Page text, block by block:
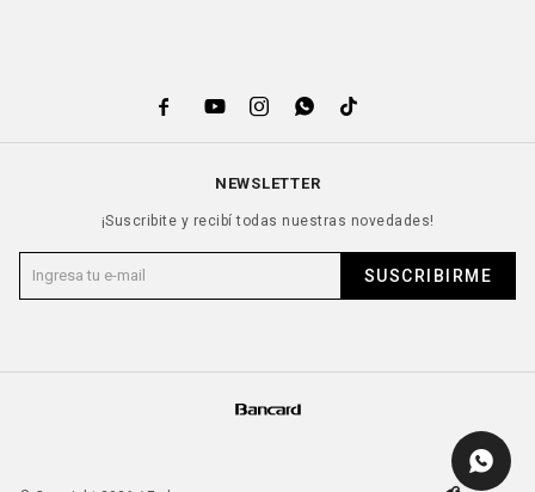
    
NEWSLETTER
¡Suscribite y recibí todas nuestras novedades!
SUSCRIBIRME